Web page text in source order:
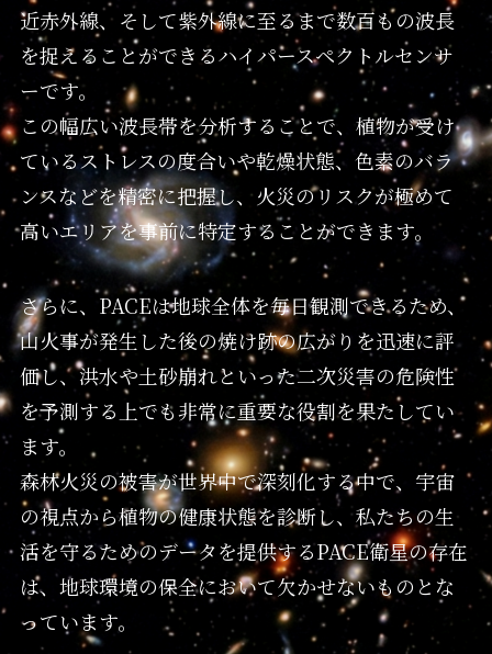
近赤外線、そして紫外線に至るまで数百もの波長
を捉えることができるハイパースペクトルセンサ
ーです。
この幅広い波長帯を分析することで、植物が受け
ているストレスの度合いや乾燥状態、色素のバラ
ンスなどを精密に把握し、火災のリスクが極めて
高いエリアを事前に特定することができます。
さらに、PACEは地球全体を毎日観測できるため、
山火事が発生した後の焼け跡の広がりを迅速に評
価し、洪水や土砂崩れといった二次災害の危険性
を予測する上でも非常に重要な役割を果たしてい
ます。
森林火災の被害が世界中で深刻化する中で、宇宙
の視点から植物の健康状態を診断し、私たちの生
活を守るためのデータを提供するPACE衛星の存在
は、地球環境の保全において欠かせないものとな
っています。